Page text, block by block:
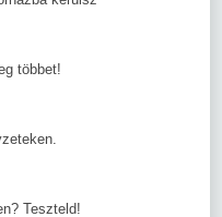
többet!
Teszteld!